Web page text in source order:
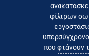
φίλτρων
που φτάνουν